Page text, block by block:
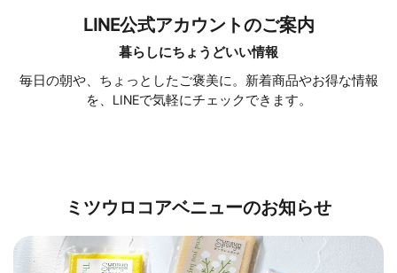
LINE公式アカウントのご案内
暮らしにちょうどいい情報
毎日の朝や、ちょっとしたご褒美に。新着商品やお得な情報
を、LINEで気軽にチェックできます。
ミツウロコアベニューのお知らせ